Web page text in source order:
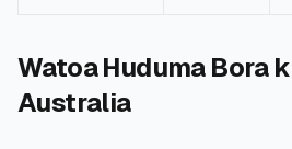
Watoa Huduma Bora
Australia